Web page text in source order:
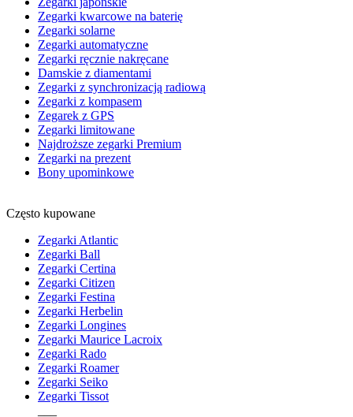
Zegarki kwarcowe na baterię
Zegarki solarne
Zegarki automatyczne
Zegarki ręcznie nakręcane
Damskie z diamentami
Zegarki z synchronizacją radiową
Zegarki z kompasem
Zegarek z GPS
Zegarki limitowane
Najdroższe zegarki Premium
Zegarki na prezent
Bony upominkowe
Często kupowane
Zegarki Atlantic
Zegarki Ball
Zegarki Certina
Zegarki Citizen
Zegarki Festina
Zegarki Herbelin
Zegarki Longines
Zegarki Maurice Lacroix
Zegarki Rado
Zegarki Roamer
Zegarki Seiko
Zegarki Tissot